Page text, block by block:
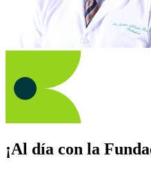
¡Al día con la